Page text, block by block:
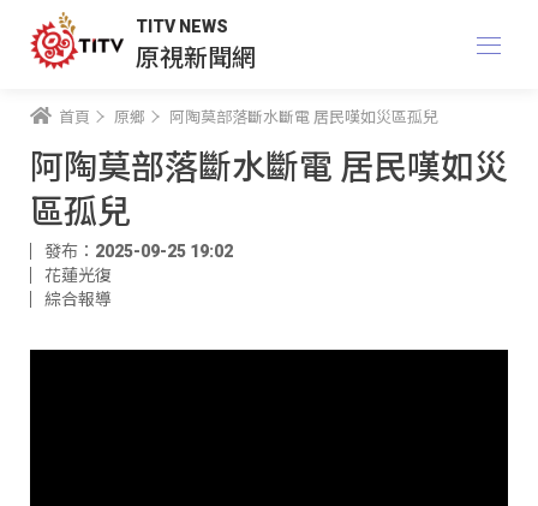
TITV NEWS
原視新聞網
首頁 原鄉 阿陶莫部落斷水斷電 居民嘆如災區孤兒
阿陶莫部落斷水斷電 居民嘆如災
區孤兒
發布：2025-09-25 19:02
花蓮光復
綜合報導